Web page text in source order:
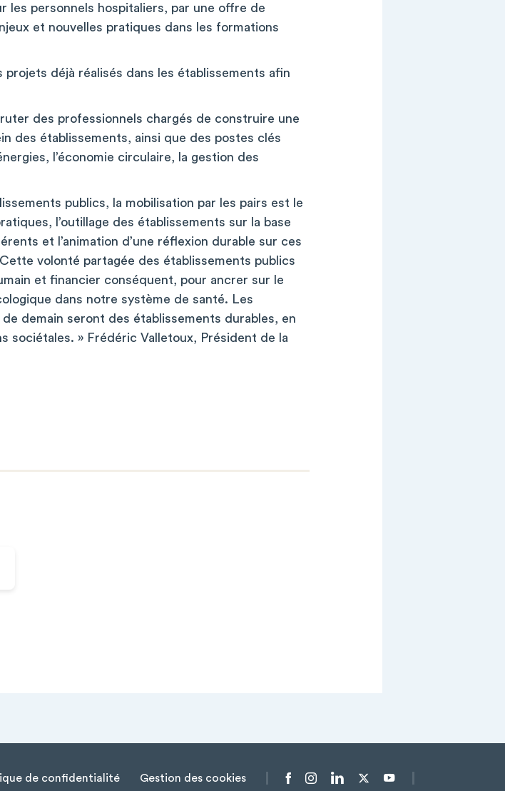
les personnels hospitaliers, par une offre de
et nouvelles pratiques dans les formations
déjà réalisés dans les établissements afin
des professionnels chargés de construire une
des établissements, ainsi que des postes clés
l’économie circulaire, la gestion des
publics, la mobilisation par les pairs est le
l’outillage des établissements sur la base
et l’animation d’une réflexion durable sur ces
volonté partagée des établissements publics
et financier conséquent, pour ancrer sur le
dans notre système de santé. Les
demain seront des établissements durables, en
sociétales. » Frédéric Valletoux, Président de la
de confidentialité Gestion des cookies
Menu liens sociaux